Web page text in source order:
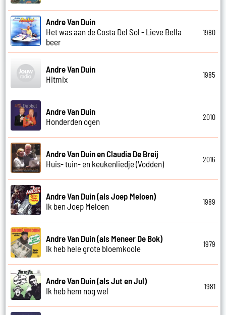
Andre Van Duin
Het was aan de Costa Del Sol - Lieve Bella
beer
1980
Andre Van Duin
Hitmix
1985
Andre Van Duin
Honderden ogen
2010
Andre Van Duin en Claudia De Breij
Huis- tuin- en keukenliedje (Vodden)
2016
Andre Van Duin (als Joep Meloen)
Ik ben Joep Meloen
1989
Andre Van Duin (als Meneer De Bok)
Ik heb hele grote bloemkoole
1979
Andre Van Duin (als Jut en Jul)
Ik heb hem nog wel
1981